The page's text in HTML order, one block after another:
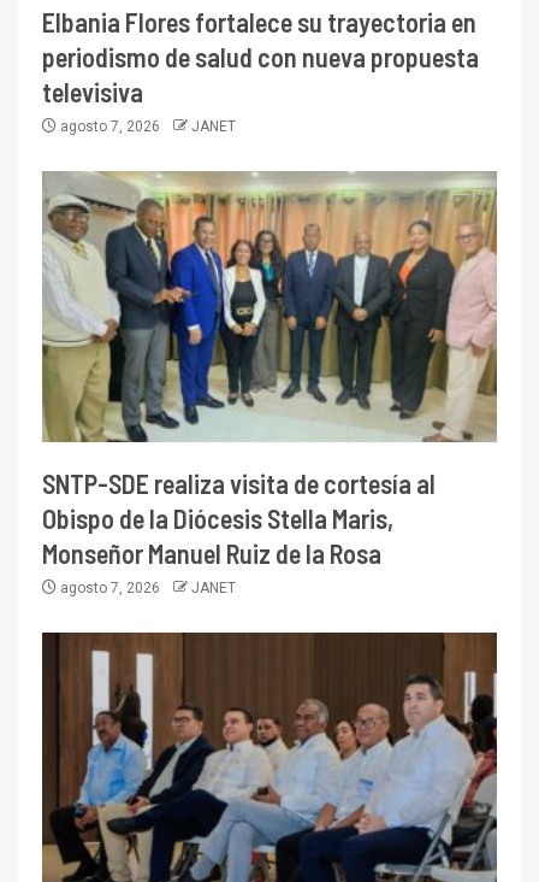
Elbania Flores fortalece su trayectoria en
periodismo de salud con nueva propuesta
televisiva
agosto 7, 2026 JANET
SNTP-SDE realiza visita de cortesía al
Obispo de la Diócesis Stella Maris,
Monseñor Manuel Ruiz de la Rosa
agosto 7, 2026 JANET